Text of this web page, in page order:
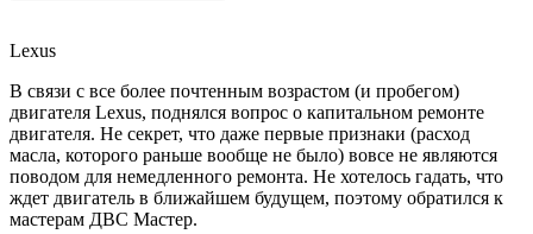
Lexus
В связи с все более почтенным возрастом (и пробегом)
двигателя Lexus, поднялся вопрос о капитальном ремонте
двигателя. Не секрет, что даже первые признаки (расход
масла, которого раньше вообще не было) вовсе не являются
поводом для немедленного ремонта. Не хотелось гадать, что
ждет двигатель в ближайшем будущем, поэтому обратился к
мастерам ДВС Мастер.